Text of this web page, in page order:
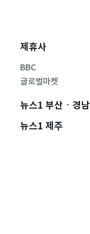
제휴사
BBC
글로벌마켓
뉴스1 부산ㆍ경남
뉴스1 제주